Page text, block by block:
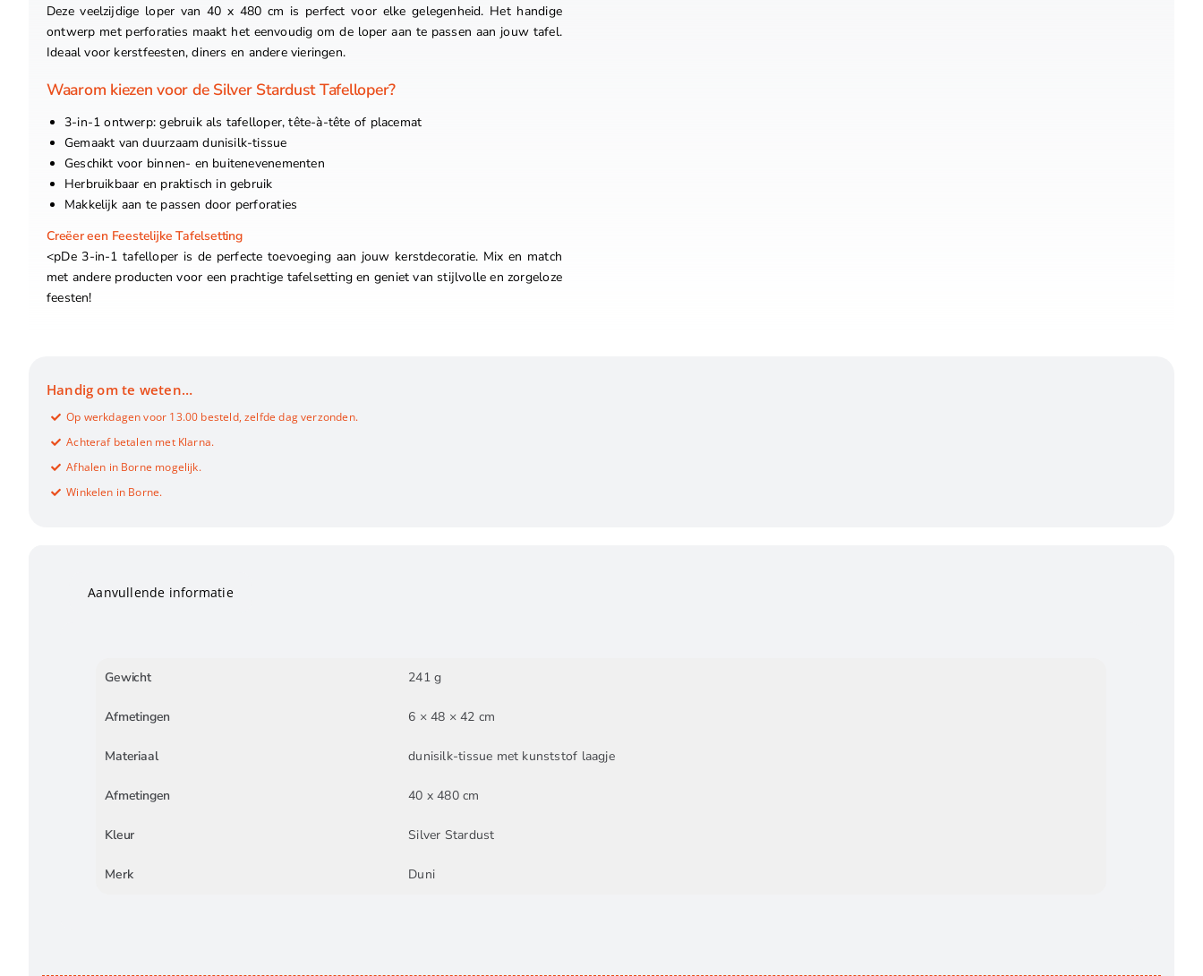
Deze veelzijdige loper van 40 x 480 cm is perfect voor elke gelegenheid. Het handige
ontwerp met perforaties maakt het eenvoudig om de loper aan te passen aan jouw tafel.
Ideaal voor kerstfeesten, diners en andere vieringen.
Waarom kiezen voor de Silver Stardust Tafelloper?
3-in-1 ontwerp: gebruik als tafelloper, tête-à-tête of placemat
Gemaakt van duurzaam dunisilk-tissue
Geschikt voor binnen- en buitenevenementen
Herbruikbaar en praktisch in gebruik
Makkelijk aan te passen door perforaties
Creëer een Feestelijke Tafelsetting
<pDe 3-in-1 tafelloper is de perfecte toevoeging aan jouw kerstdecoratie. Mix en match
met andere producten voor een prachtige tafelsetting en geniet van stijlvolle en zorgeloze
feesten!
Handig om te weten…
Op werkdagen voor 13.00 besteld, zelfde dag verzonden.
Achteraf betalen met Klarna.
Afhalen in Borne mogelijk.
Winkelen in Borne.
Aanvullende informatie
Gewicht 241 g
Afmetingen 6 × 48 × 42 cm
Materiaal dunisilk-tissue met kunststof laagje
Afmetingen 40 x 480 cm
Kleur Silver Stardust
Merk Duni